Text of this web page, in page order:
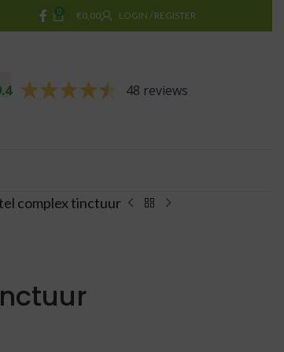
0 €0,00 LOGIN / REGISTER
48 reviews
complex tinctuur